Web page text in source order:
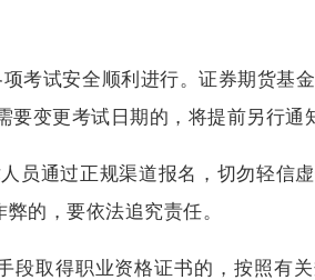
考试安全顺利进行。证券期货基
变更考试日期的，将提前另行通
员通过正规渠道报名，切勿轻信
的，要依法追究责任。
段取得职业资格证书的，按照有